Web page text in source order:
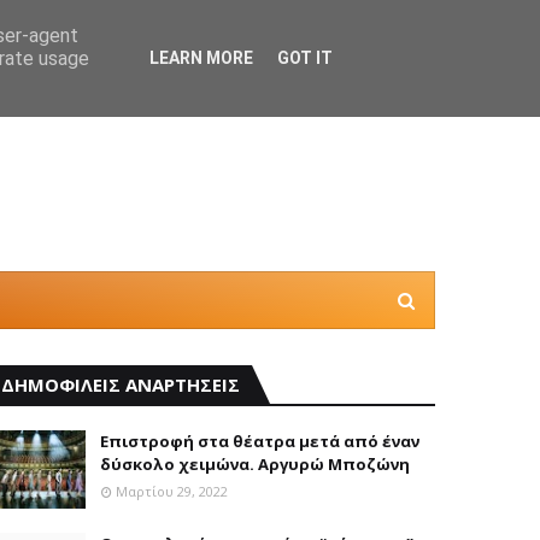
ΔΗΜΟΦΙΛΕΙΣ ΑΝΑΡΤΗΣΕΙΣ
Επιστροφή στα θέατρα μετά από έναν
δύσκολο χειμώνα. Αργυρώ Μποζώνη
Μαρτίου 29, 2022
agent
usage
LEARN MORE GOT IT